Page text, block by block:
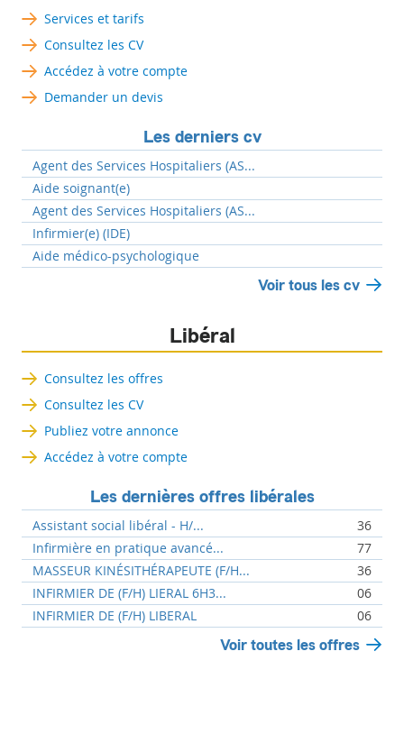
Services et tarifs
Consultez les CV
Accédez à votre compte
Demander un devis
Les derniers cv
Agent des Services Hospitaliers (AS...
Aide soignant(e)
Agent des Services Hospitaliers (AS...
Infirmier(e) (IDE)
Aide médico-psychologique
Voir tous les cv
Libéral
Consultez les offres
Consultez les CV
Publiez votre annonce
Accédez à votre compte
Les dernières offres libérales
Assistant social libéral - H/...
36
Infirmière en pratique avancé...
77
MASSEUR KINÉSITHÉRAPEUTE (F/H...
36
INFIRMIER DE (F/H) LIERAL 6H3...
06
INFIRMIER DE (F/H) LIBERAL
06
Voir toutes les offres